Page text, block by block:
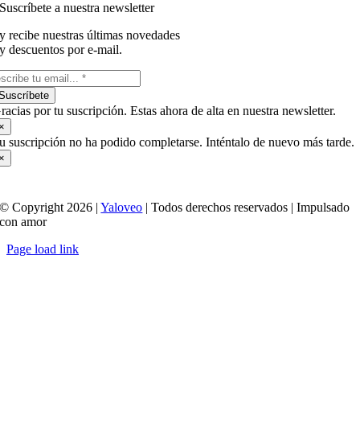
Suscríbete a nuestra newsletter
y recibe nuestras últimas novedades
y descuentos por e-mail.
por tu suscripción. Estas ahora de alta en nuestra newsletter.
suscripción no ha podido completarse. Inténtalo de nuevo más tarde.
© Copyright 2026 |Yaloveo | Todos derechos reservados | Impulsado
con amor
Page load link